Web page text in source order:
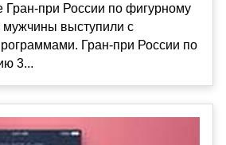
Гран-при России по фигурному
мужчины выступили с
Гран-при России по
3...